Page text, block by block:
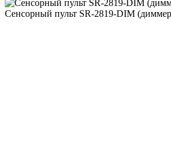
Сенсорный пульт SR-2819-DIM